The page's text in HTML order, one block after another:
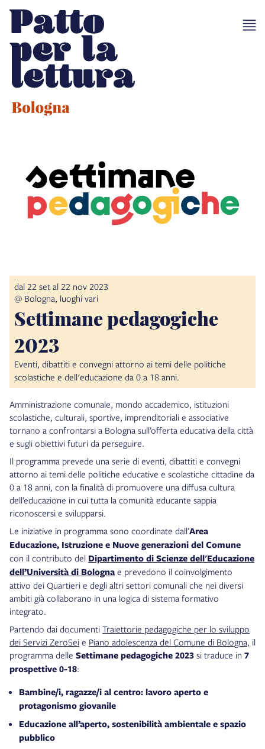
dal 22 set al 22 nov 2023
@ Bologna, luoghi vari
Settimane pedagogiche
2023
Eventi, dibattiti e convegni attorno ai temi delle politiche
scolastiche e dell'educazione da 0 a 18 anni.
Amministrazione comunale, mondo accademico, istituzioni
scolastiche, culturali, sportive, imprenditoriali e associative
tornano a confrontarsi a Bologna sull’offerta educativa della città
e sugli obiettivi futuri da perseguire.
Il programma prevede una serie di eventi, dibattiti e convegni
attorno ai temi delle politiche educative e scolastiche cittadine da
0 a 18 anni, con la finalità di promuovere una diffusa cultura
dell’educazione in cui tutta la comunità educante sappia
riconoscersi e svilupparsi.
Le iniziative in programma sono coordinate dall’Area
Educazione, Istruzione e Nuove generazioni del Comune
con il contributo del Dipartimento di Scienze dell'Educazione
dell’Università di Bologna e prevedono il coinvolgimento
attivo dei Quartieri e degli altri settori comunali che nei diversi
ambiti già collaborano in una logica di sistema formativo
integrato.
Partendo dai documenti Traiettorie pedagogiche per lo sviluppo
dei Servizi ZeroSei e Piano adolescenza del Comune di Bologna, il
programma delle Settimane pedagogiche 2023 si traduce in 7
prospettive 0-18:
Bambine/i, ragazze/i al centro: lavoro aperto e
protagonismo giovanile
Educazione all’aperto, sostenibilità ambientale e spazio
pubblico